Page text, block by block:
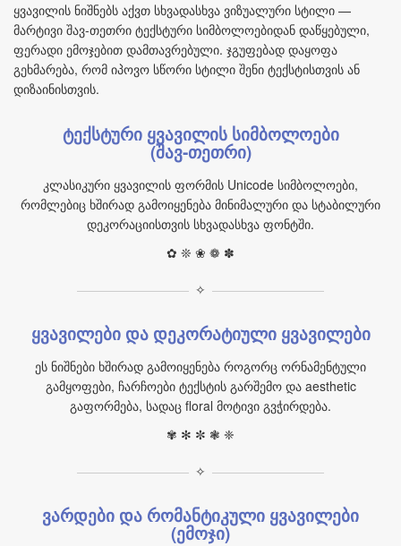
ყვავილის ნიშნებს აქვთ სხვადასხვა ვიზუალური სტილი —
მარტივი შავ‑თეთრი ტექსტური სიმბოლოებიდან დაწყებული,
ფერადი ემოჯებით დამთავრებული. ჯგუფებად დაყოფა
გეხმარება, რომ იპოვო სწორი სტილი შენი ტექსტისთვის ან
დიზაინისთვის.
ტექსტური ყვავილის სიმბოლოები
(შავ‑თეთრი)
კლასიკური ყვავილის ფორმის Unicode სიმბოლოები,
რომლებიც ხშირად გამოიყენება მინიმალური და სტაბილური
დეკორაციისთვის სხვადასხვა ფონტში.
✿ ❊ ❀ ❁ ✽
✧
ყვავილები და დეკორატიული ყვავილები
ეს ნიშნები ხშირად გამოიყენება როგორც ორნამენტული
გამყოფები, ჩარჩოები ტექსტის გარშემო და aesthetic
გაფორმება, სადაც floral მოტივი გვჭირდება.
✾ ✻ ✼ ❃ ❈
✧
ვარდები და რომანტიკული ყვავილები
(ემოჯი)